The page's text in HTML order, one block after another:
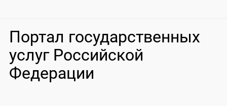
Портал государственных
услуг Российской
Федерации